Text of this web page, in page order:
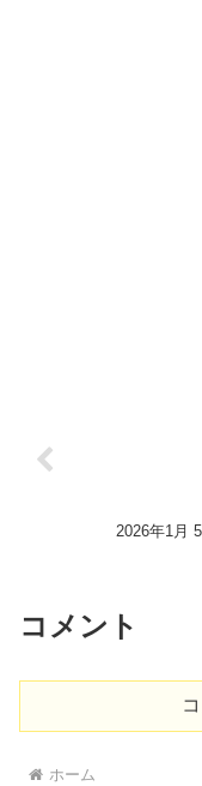
2026年1月
コメント
ホーム